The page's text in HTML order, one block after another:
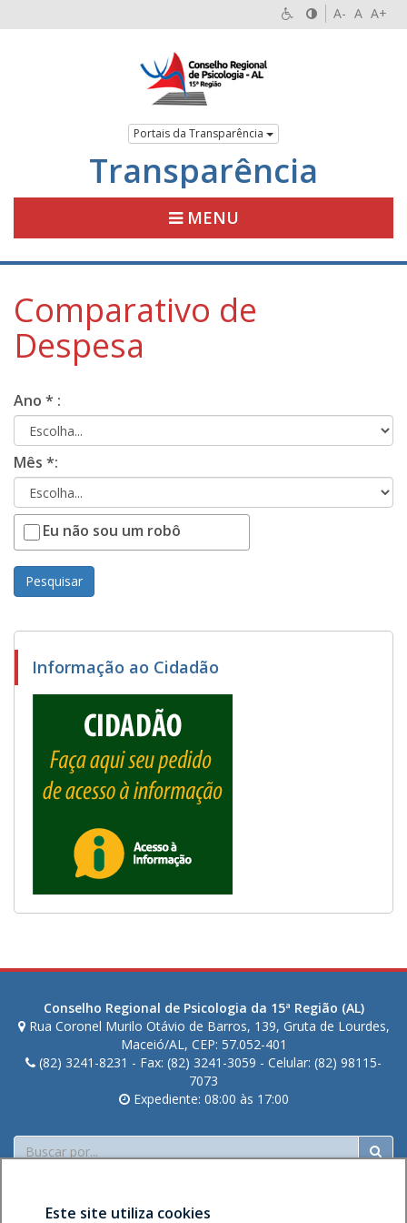
A- A A+
Portais da Transparência
Transparência
MENU
Comparativo de
Despesa
Ano * :
Mês *:
Eu não sou um robô
Pesquisar
Informação ao Cidadão
Conselho Regional de Psicologia da 15ª Região (AL)
Rua Coronel Murilo Otávio de Barros, 139, Gruta de Lourdes,
Maceió/AL, CEP: 57.052-401
(82) 3241-8231 - Fax: (82) 3241-3059 - Celular: (82) 98115-
7073
Expediente: 08:00 às 17:00
Buscar
Este site utiliza cookies